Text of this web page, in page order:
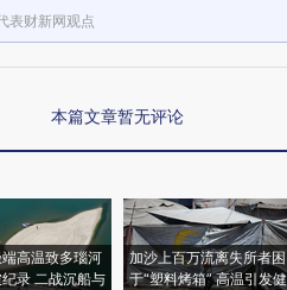
表财新网观点
本篇文章暂无评论
高温致多瑙河
录 二战沉船与
加沙上百万流离失所者困
于“塑料烤箱” 高温引发健